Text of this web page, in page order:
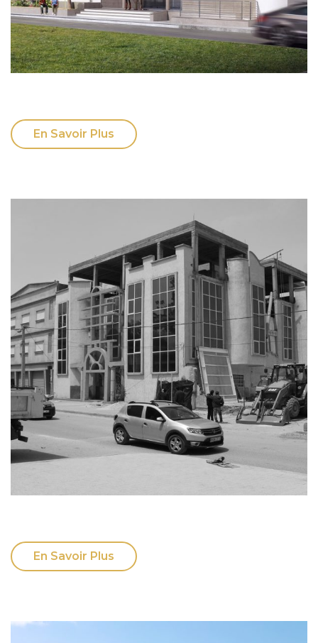
En Savoir Plus
En Savoir Plus